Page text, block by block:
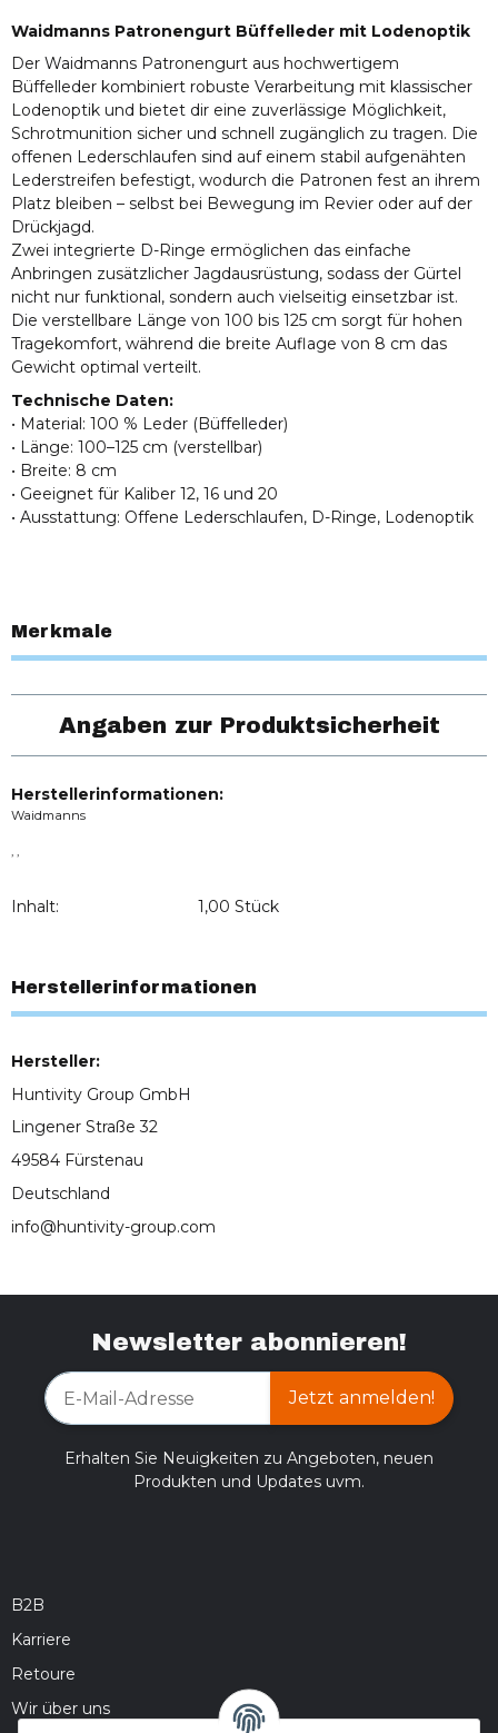
Waidmanns Patronengurt Büffelleder mit Lodenoptik
Der Waidmanns Patronengurt aus hochwertigem
Büffelleder kombiniert robuste Verarbeitung mit klassischer
Lodenoptik und bietet dir eine zuverlässige Möglichkeit,
Schrotmunition sicher und schnell zugänglich zu tragen. Die
offenen Lederschlaufen sind auf einem stabil aufgenähten
Lederstreifen befestigt, wodurch die Patronen fest an ihrem
Platz bleiben – selbst bei Bewegung im Revier oder auf der
Drückjagd.
Zwei integrierte D-Ringe ermöglichen das einfache
Anbringen zusätzlicher Jagdausrüstung, sodass der Gürtel
nicht nur funktional, sondern auch vielseitig einsetzbar ist.
Die verstellbare Länge von 100 bis 125 cm sorgt für hohen
Tragekomfort, während die breite Auflage von 8 cm das
Gewicht optimal verteilt.
Technische Daten:
• Material: 100 % Leder (Büffelleder)
• Länge: 100–125 cm (verstellbar)
• Breite: 8 cm
• Geeignet für Kaliber 12, 16 und 20
• Ausstattung: Offene Lederschlaufen, D-Ringe, Lodenoptik
Merkmale
Angaben zur Produktsicherheit
Herstellerinformationen:
Waidmanns
Inhalt: 1,00 Stück
Herstellerinformationen
Hersteller:
Huntivity Group GmbH
Lingener Straße 32
49584 Fürstenau
Deutschland
info@huntivity-group.com
Newsletter abonnieren!
Jetzt anmelden!
Erhalten Sie Neuigkeiten zu Angeboten, neuen
Produkten und Updates uvm.
B2B
Karriere
Retoure
Wir über uns